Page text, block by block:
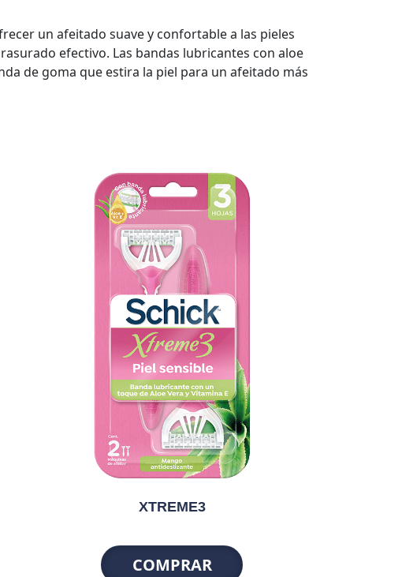
un afeitado suave y confortable a las pieles
efectivo. Las bandas lubricantes con aloe
de goma que estira la piel para un afeitado más
XTREME3
COMPRAR